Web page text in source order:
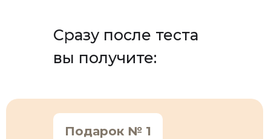
Сразу после теста
вы получите:
Подарок № 1